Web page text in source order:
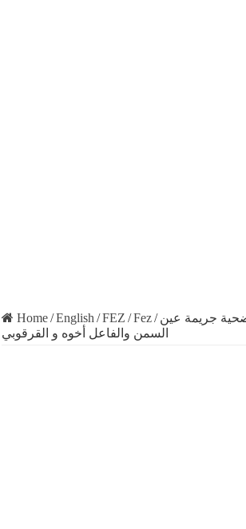
Home/English /FEZ /Fez/ جريمة عين
السمن والفاعل أخوه و القرقوبي